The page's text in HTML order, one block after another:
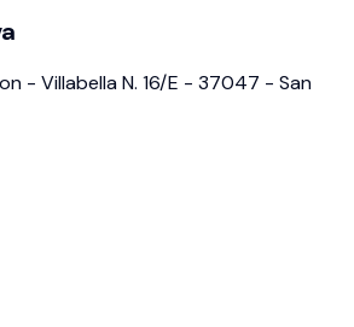
- Villabella N. 16/E - 37047 - San